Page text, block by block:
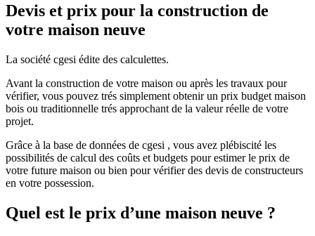
Devis et prix pour la construction de
votre maison neuve
La société cgesi édite des calculettes.
Avant la construction de votre maison ou après les travaux pour
vérifier, vous pouvez trés simplement obtenir un prix budget maison
bois ou traditionnelle trés approchant de la valeur réelle de votre
projet.
Grâce à la base de données de cgesi , vous avez plébiscité les
possibilités de calcul des coûts et budgets pour estimer le prix de
votre future maison ou bien pour vérifier des devis de constructeurs
en votre possession.
Quel est le prix d’une maison neuve ?